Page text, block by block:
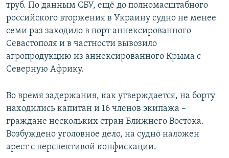
труб. По данным СБУ, ещё до полномасштабного
российского вторжения в Украину судно не менее
семи раз заходило в порт аннексированного
Севастополя и в частности вывозило
агропродукцию из аннексированного Крыма с
Северную Африку.
Во время задержания, как утверждается, на борту
находились капитан и 16 членов экипажа –
граждане нескольких стран Ближнего Востока.
Возбуждено уголовное дело, на судно наложен
арест с перспективой конфискации.